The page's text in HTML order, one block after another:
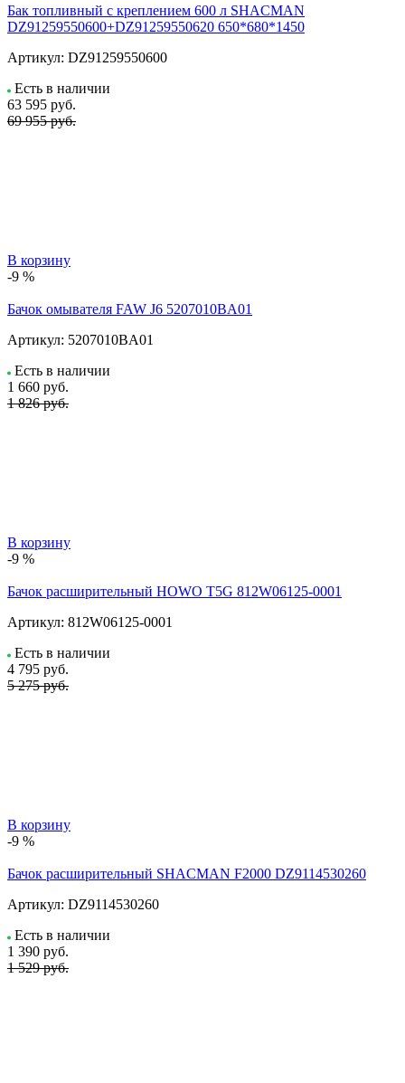
Бак топливный с креплением 600 л SHACMAN
DZ91259550600+DZ91259550620 650*680*1450
Артикул: DZ91259550600
Есть в наличии
63 595 руб.
69 955 руб.
В корзину
-9 %
Бачок омывателя FAW J6 5207010BA01
Артикул: 5207010BA01
Есть в наличии
1 660 руб.
1 826 руб.
В корзину
-9 %
Бачок расширительный HOWO T5G 812W06125-0001
Артикул: 812W06125-0001
Есть в наличии
4 795 руб.
5 275 руб.
В корзину
-9 %
Бачок расширительный SHACMAN F2000 DZ9114530260
Артикул: DZ9114530260
Есть в наличии
1 390 руб.
1 529 руб.